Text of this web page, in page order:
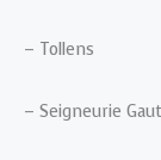
– Tollens
– Seigneurie